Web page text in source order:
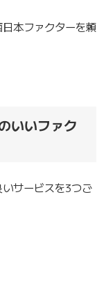
本ファクターを頼
いいファク
サービスを3つご